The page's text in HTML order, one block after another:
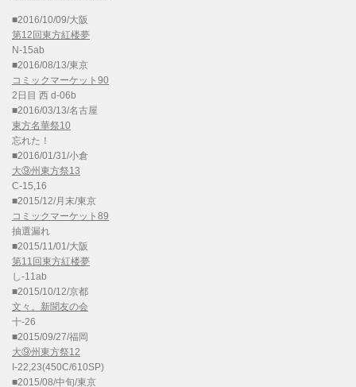
■2016/10/09/大阪
第12回東方紅楼夢
N-15ab
■2016/08/13/東京
コミックマーケット90
2日目 西 d-06b
■2016/03/13/名古屋
東方名華祭10
忘れた！
■2016/01/31/小倉
大⑨州東方祭13
C-15,16
■2015/12/月末/東京
コミックマーケット89
抽選漏れ
■2015/11/01/大阪
第11回東方紅楼夢
し-11ab
■2015/10/12/京都
文々。新聞友の会
十-26
■2015/09/27/福岡
大⑨州東方祭12
I-22,23(450C/610SP)
■2015/08/中旬/東京